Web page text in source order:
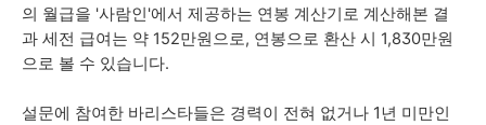
의 월급을 '사람인'에서 제공하는 연봉 계산기로 계산해본 결
과 세전 급여는 약 152만원으로, 연봉으로 환산 시 1,830만원
으로 볼 수 있습니다.
설문에 참여한 바리스타들은 경력이 전혀 없거나 1년 미만인